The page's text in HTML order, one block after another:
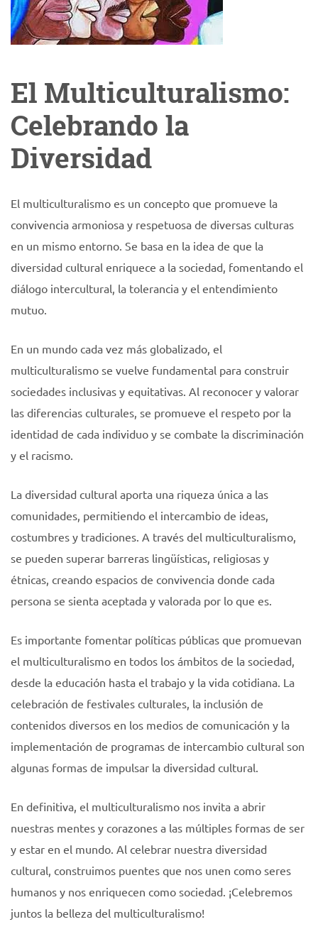
El Multiculturalismo:
Celebrando la
Diversidad
El multiculturalismo es un concepto que promueve la
convivencia armoniosa y respetuosa de diversas culturas
en un mismo entorno. Se basa en la idea de que la
diversidad cultural enriquece a la sociedad, fomentando el
diálogo intercultural, la tolerancia y el entendimiento
mutuo.
En un mundo cada vez más globalizado, el
multiculturalismo se vuelve fundamental para construir
sociedades inclusivas y equitativas. Al reconocer y valorar
las diferencias culturales, se promueve el respeto por la
identidad de cada individuo y se combate la discriminación
y el racismo.
La diversidad cultural aporta una riqueza única a las
comunidades, permitiendo el intercambio de ideas,
costumbres y tradiciones. A través del multiculturalismo,
se pueden superar barreras lingüísticas, religiosas y
étnicas, creando espacios de convivencia donde cada
persona se sienta aceptada y valorada por lo que es.
Es importante fomentar políticas públicas que promuevan
el multiculturalismo en todos los ámbitos de la sociedad,
desde la educación hasta el trabajo y la vida cotidiana. La
celebración de festivales culturales, la inclusión de
contenidos diversos en los medios de comunicación y la
implementación de programas de intercambio cultural son
algunas formas de impulsar la diversidad cultural.
En definitiva, el multiculturalismo nos invita a abrir
nuestras mentes y corazones a las múltiples formas de ser
y estar en el mundo. Al celebrar nuestra diversidad
cultural, construimos puentes que nos unen como seres
humanos y nos enriquecen como sociedad. ¡Celebremos
juntos la belleza del multiculturalismo!